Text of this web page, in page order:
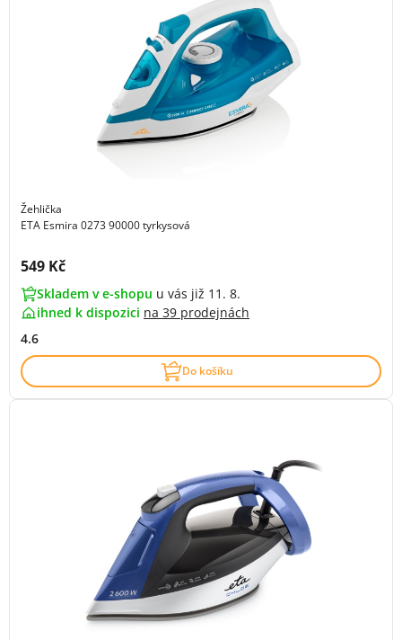
Žehlička
ETA Esmira 0273 90000 tyrkysová
Cena s DPH:
549 Kč
Skladem v e-shopu u vás již 11. 8.
ihned k dispozici na 39 prodejnách
4.6
Do košíku